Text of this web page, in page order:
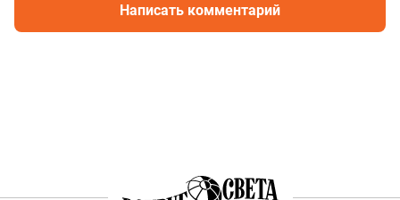
Написать комментарий